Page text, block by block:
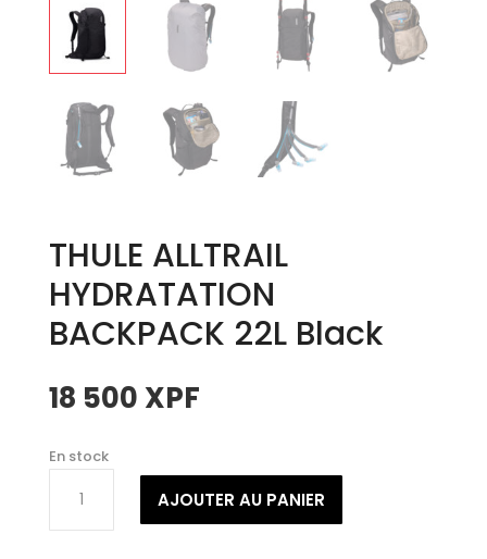
THULE ALLTRAIL
HYDRATATION
BACKPACK 22L Black
18 500 XPF
En stock
THULE
AJOUTER AU PANIER